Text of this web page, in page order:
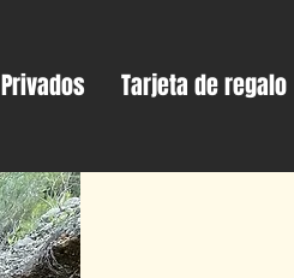
Privados Tarjeta de regalo